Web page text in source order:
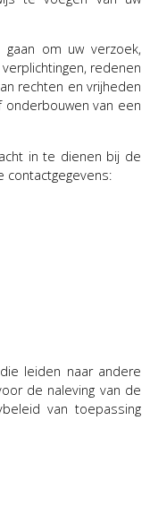
om uw verzoek,
redenen
rechten en vrijheden
van een
in te dienen bij de
contactgegevens:
leiden naar andere
de naleving van de
van toepassing